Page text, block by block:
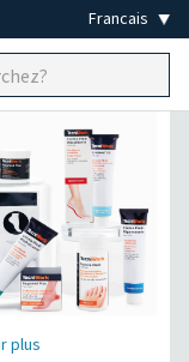
+
plus